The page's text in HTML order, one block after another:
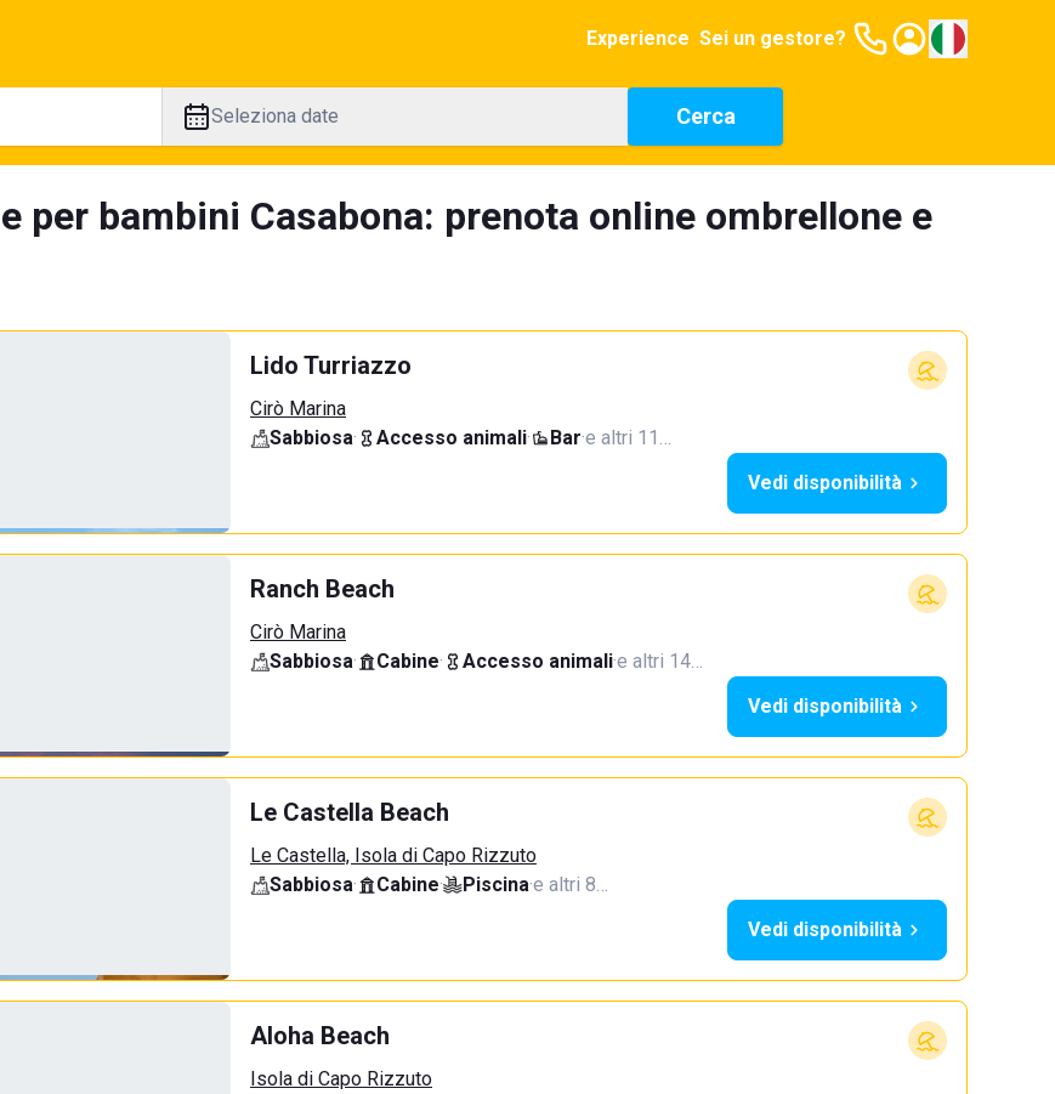
Experience Sei un gestore?
Seleziona date Cerca
per bambini Casabona: prenota online ombrellone e
Lido Turriazzo
Cirò Marina
Sabbiosa· Accesso animali· Bar·e altri 11…
Vedi disponibilità
Ranch Beach
Cirò Marina
Sabbiosa· Cabine· Accesso animali·e altri 14…
Vedi disponibilità
Le Castella Beach
Le Castella, Isola di Capo Rizzuto
Sabbiosa· Cabine· Piscina·e altri 8…
Vedi disponibilità
Aloha Beach
Isola di Capo Rizzuto